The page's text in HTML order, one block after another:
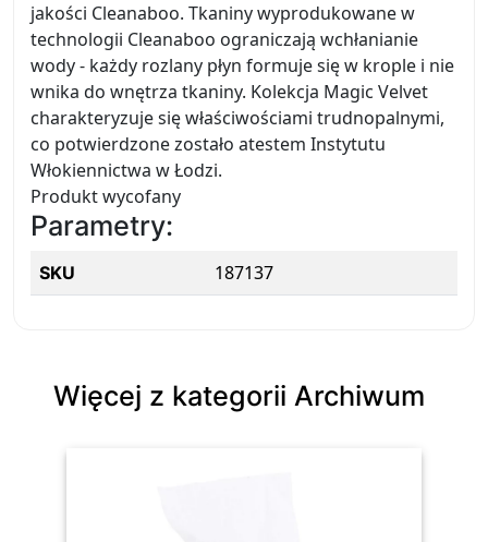
jakości Cleanaboo. Tkaniny wyprodukowane w
technologii Cleanaboo ograniczają wchłanianie
wody - każdy rozlany płyn formuje się w krople i nie
wnika do wnętrza tkaniny. Kolekcja Magic Velvet
charakteryzuje się właściwościami trudnopalnymi,
co potwierdzone zostało atestem Instytutu
Włokiennictwa w Łodzi.
Produkt wycofany
Parametry:
SKU 187137
Więcej z kategorii Archiwum